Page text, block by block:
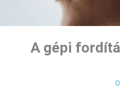
A gépi